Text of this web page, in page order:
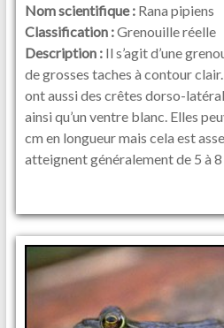
Nom scientifique :Rana pipiens
Classification :Grenouille réelle
Description :Il s’agit d’une
de grosses taches à contour
ont aussi des crêtes dorso-
ainsi qu’un ventre blanc. Elles
cm en longueur mais cela est
atteignent généralement de 5 à 8